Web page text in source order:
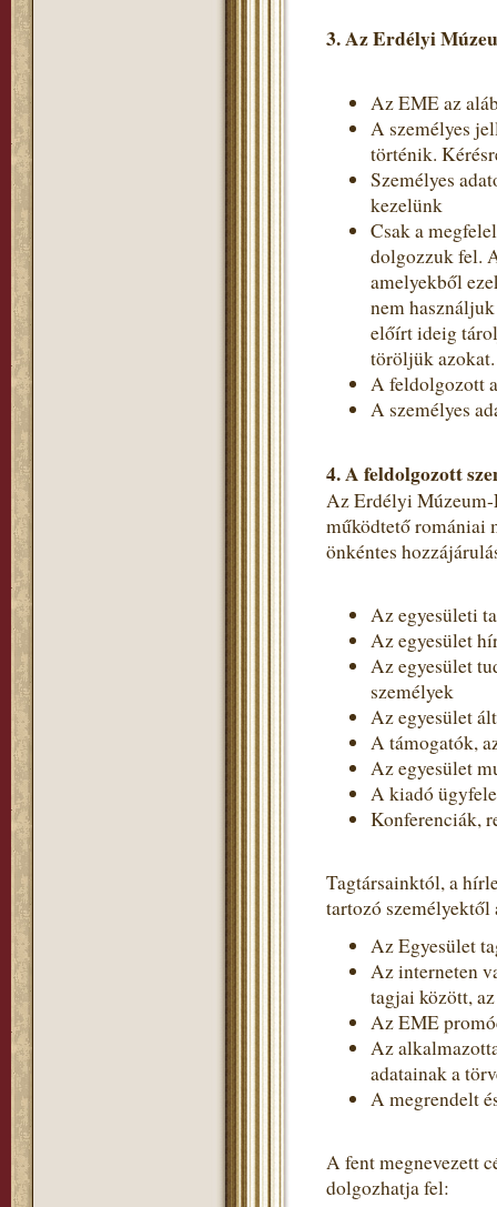
3. Az Erdélyi
Az EME az
A személyes
történik.
Személyes
kezelünk
Csak a
dolgozzuk fel.
amelyekből
nem
előírt ideig
töröljük azokat.
A feldolgozott
A személyes
4.A feldolgozott
Az Erdélyi Múzeum-
működtető romániai
önkéntes
Az egyesületi
Az egyesület
Az egyesület
személyek
Az egyesület
A támogatók,
Az egyesület
A kiadó
Konferenciák,
Tagtársainktól, a
tartozó
Az Egyesület
Az interneten
tagjai között,
Az EME
Az
adatainak a
A megrendelt
A fent megnevezett
dolgozhatja fel: